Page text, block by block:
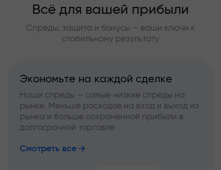
Всё для вашей прибыли
Спреды, защита и бонусы — ваши ключи к
стабильному результату
Экономьте на каждой сделке
Наши спреды — самые низкие спреды на
рынке. Меньше расходов на вход и выход из
рынка и больше сохраненной прибыли в
долгосрочной торговле
Смотреть все